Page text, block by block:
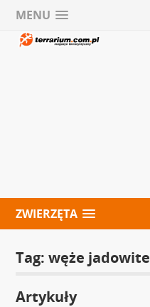
MENU
ZWIERZĘTA
Tag:węże jadowite
Artykuły